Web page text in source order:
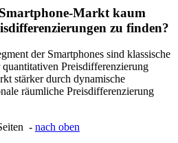
Markt kaum
zu finden?
der Smartphones sind klassische
Preisdifferenzierung
stärker durch dynamische
räumliche Preisdifferenzierung
- nach oben